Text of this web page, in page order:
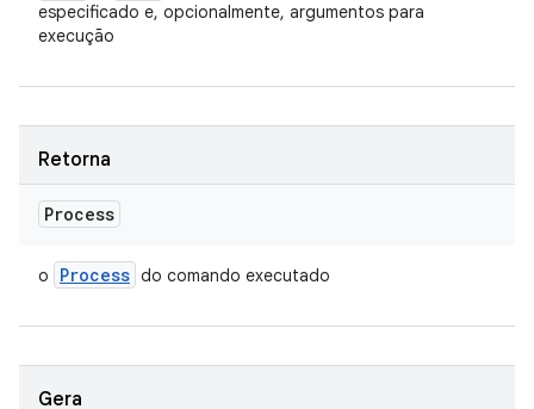
especificado e, opcionalmente, argumentos para
execução
Retorna
Process
o Process do comando executado
Gera